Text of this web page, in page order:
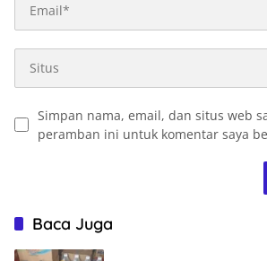
Simpan nama, email, dan situs web
peramban ini untuk komentar saya
Baca Juga